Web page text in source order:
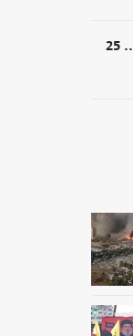
حزب العدالة والتنمية في تركيا.. 25